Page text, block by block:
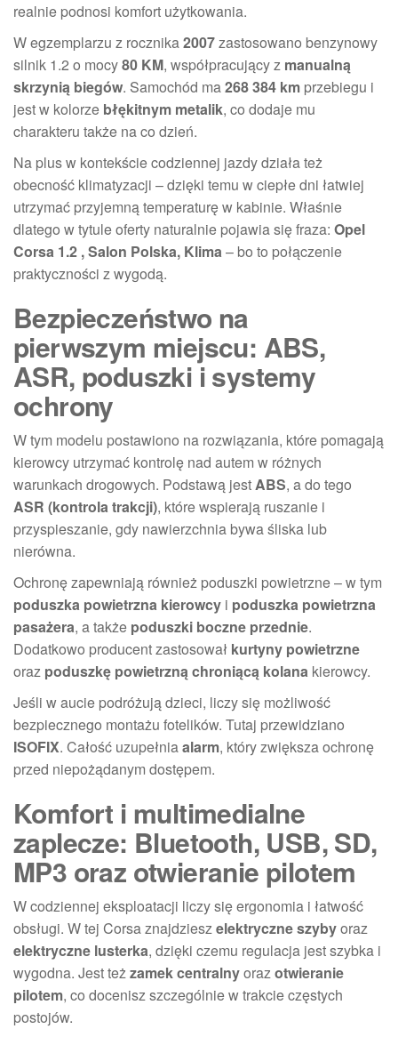
realnie podnosi komfort użytkowania.
W egzemplarzu z rocznika2007zastosowano benzynowy
silnik 1.2 o mocy80 KM, współpracujący z manualną
skrzynią biegów. Samochód ma268 384 km przebiegu i
jest w kolorze błękitnym metalik, co dodaje mu
charakteru także na co dzień.
Na plus w kontekście codziennej jazdy działa też
obecność klimatyzacji – dzięki temu w ciepłe dni łatwiej
utrzymać przyjemną temperaturę w kabinie. Właśnie
dlatego w tytule oferty naturalnie pojawia się fraza: Opel
Corsa 1.2 , Salon Polska, Klima– bo to połączenie
praktyczności z wygodą.
Bezpieczeństwo na
pierwszym miejscu: ABS,
ASR, poduszki i systemy
ochrony
W tym modelu postawiono na rozwiązania, które pomagają
kierowcy utrzymać kontrolę nad autem w różnych
warunkach drogowych. Podstawą jestABS, a do tego
ASR (kontrola trakcji), które wspierają ruszanie i
przyspieszanie, gdy nawierzchnia bywa śliska lub
nierówna.
Ochronę zapewniają również poduszki powietrzne – w tym
poduszka powietrzna kierowcy i poduszka powietrzna
pasażera, a także poduszki boczne przednie.
Dodatkowo producent zastosował kurtyny powietrzne
oraz poduszkę powietrzną chroniącą kolana kierowcy.
Jeśli w aucie podróżują dzieci, liczy się możliwość
bezpiecznego montażu fotelików. Tutaj przewidziano
ISOFIX. Całość uzupełniaalarm, który zwiększa ochronę
przed niepożądanym dostępem.
Komfort i multimedialne
zaplecze: Bluetooth, USB, SD,
MP3 oraz otwieranie pilotem
W codziennej eksploatacji liczy się ergonomia i łatwość
obsługi. W tej Corsa znajdzieszelektryczne szybyoraz
elektryczne lusterka, dzięki czemu regulacja jest szybka i
wygodna. Jest teżzamek centralnyorazotwieranie
pilotem, co docenisz szczególnie w trakcie częstych
postojów.